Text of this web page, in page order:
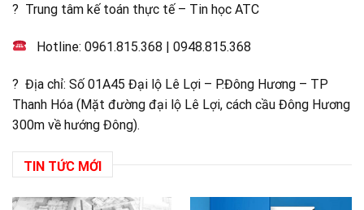
? Trung tâm kế toán thực tế – Tin học ATC
Hotline:0961.815.368 |0948.815.368
? Địa chỉ: Số 01A45 Đại lộ Lê Lợi – P.Đông Hương – TP
Thanh Hóa (Mặt đường đại lộ Lê Lợi, cách cầu Đông Hương
300m về hướng Đông).
TIN TỨC MỚI